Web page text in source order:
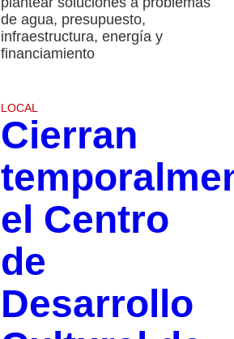
de agua, presupuesto,
infraestructura, energía y
financiamiento
LOCAL
Cierran
el Centro
de
Desarrollo